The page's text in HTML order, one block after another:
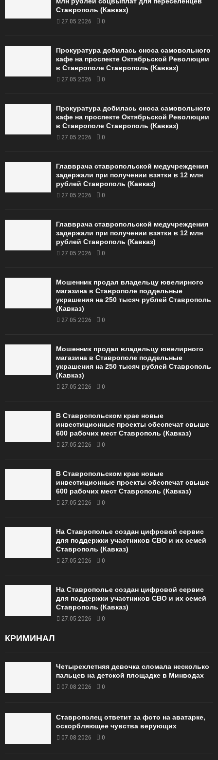
Ставрополь (Кавказ)
27.05.2026 0
Прокуратура добилась сноса самовольного
кафе на проспекте Октябрьской Революции
в Ставрополе Ставрополь (Кавказ)
27.05.2026 0
Прокуратура добилась сноса самовольного
кафе на проспекте Октябрьской Революции
в Ставрополе Ставрополь (Кавказ)
27.05.2026 0
Главврача ставропольской медучреждения
задержали при получении взятки в 12 млн
рублей Ставрополь (Кавказ)
27.05.2026 0
Главврача ставропольской медучреждения
задержали при получении взятки в 12 млн
рублей Ставрополь (Кавказ)
27.05.2026 0
Мошенник продал владельцу ювелирного
магазина в Ставрополе поддельные
украшения на 250 тысяч рублей Ставрополь
(Кавказ)
27.05.2026 0
Мошенник продал владельцу ювелирного
магазина в Ставрополе поддельные
украшения на 250 тысяч рублей Ставрополь
(Кавказ)
27.05.2026 0
В Ставропольском крае новые
инвестиционные проекты обеспечат свыше
600 рабочих мест Ставрополь (Кавказ)
27.05.2026 0
В Ставропольском крае новые
инвестиционные проекты обеспечат свыше
600 рабочих мест Ставрополь (Кавказ)
27.05.2026 0
На Ставрополье создан цифровой сервис
для поддержки участников СВО и их семей
Ставрополь (Кавказ)
27.05.2026 0
На Ставрополье создан цифровой сервис
для поддержки участников СВО и их семей
Ставрополь (Кавказ)
27.05.2026 0
КРИМИНАЛ
Четырехлетняя девочка сломала несколько
пальцев на детской площадке в Минводах
07.08.2026 0
Ставрополец ответит за фото на аватарке,
оскорбляющее чувства верующих
07.08.2026 0